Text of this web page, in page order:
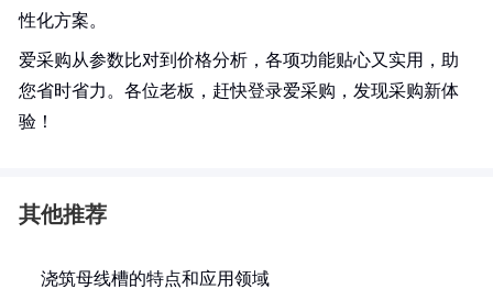
性化方案。
爱采购从参数比对到价格分析，各项功能贴心又实用，助
您省时省力。各位老板，赶快登录爱采购，发现采购新体
验！
其他推荐
浇筑母线槽的特点和应用领域